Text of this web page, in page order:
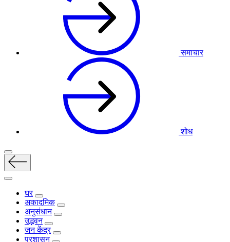
समाचार
शोध
घर
अकादमिक
अनुसंधान
उद्भवन
जन केंद्र
प्रशासन